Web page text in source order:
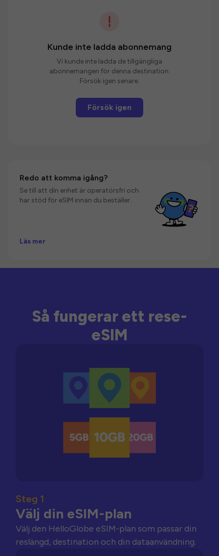
Kunde inte ladda abonnemang
Vi kunde inte ladda de tillgängliga
abonnemangen för denna destination.
Försök igen senare.
Försök igen
Redo att komma igång?
Se till att din enhet är operatörsfri och
har stöd för eSIM innan du beställer.
Läs mer
Så fungerar ett rese-
eSIM
Steg 1
Välj din eSIM-plan
Välj den HelloGlobe eSIM-plan som passar din
reslängd, destination och din dataanvändning.